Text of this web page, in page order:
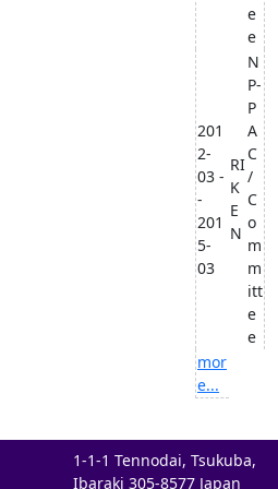
e
e
201
2-
03 -
-
201
5-
03
RI
K
E
N
N
P-
P
A
C
/
C
o
m
m
itt
e
e
mor
e...
1-1-1 Tennodai, Tsukuba,
Ibaraki 305-8577 Japan